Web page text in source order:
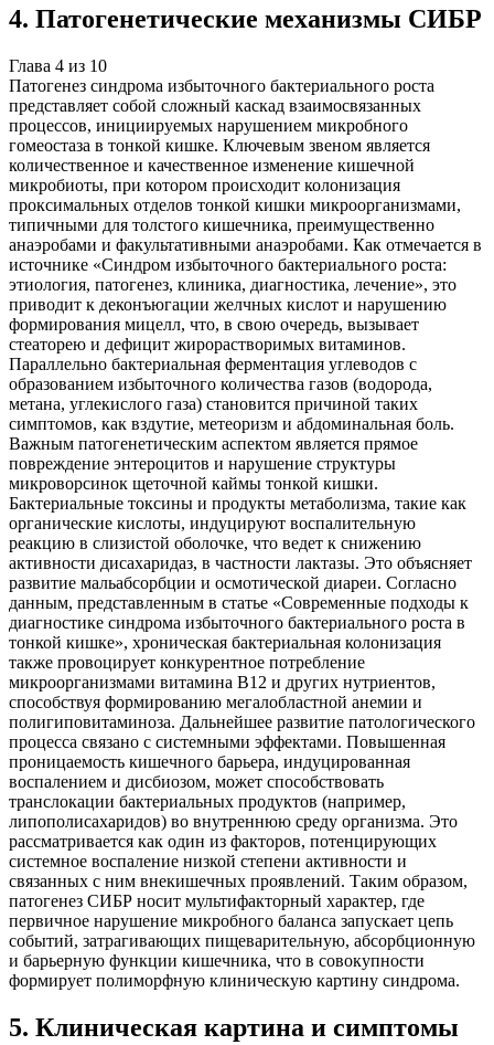
4. Патогенетические механизмы СИБР
Глава 4 из 10
Патогенез синдрома избыточного бактериального роста
представляет собой сложный каскад взаимосвязанных
процессов, инициируемых нарушением микробного
гомеостаза в тонкой кишке. Ключевым звеном является
количественное и качественное изменение кишечной
микробиоты, при котором происходит колонизация
проксимальных отделов тонкой кишки микроорганизмами,
типичными для толстого кишечника, преимущественно
анаэробами и факультативными анаэробами. Как отмечается в
источнике «Синдром избыточного бактериального роста:
этиология, патогенез, клиника, диагностика, лечение», это
приводит к деконъюгации желчных кислот и нарушению
формирования мицелл, что, в свою очередь, вызывает
стеаторею и дефицит жирорастворимых витаминов.
Параллельно бактериальная ферментация углеводов с
образованием избыточного количества газов (водорода,
метана, углекислого газа) становится причиной таких
симптомов, как вздутие, метеоризм и абдоминальная боль.
Важным патогенетическим аспектом является прямое
повреждение энтероцитов и нарушение структуры
микроворсинок щеточной каймы тонкой кишки.
Бактериальные токсины и продукты метаболизма, такие как
органические кислоты, индуцируют воспалительную
реакцию в слизистой оболочке, что ведет к снижению
активности дисахаридаз, в частности лактазы. Это объясняет
развитие мальабсорбции и осмотической диареи. Согласно
данным, представленным в статье «Современные подходы к
диагностике синдрома избыточного бактериального роста в
тонкой кишке», хроническая бактериальная колонизация
также провоцирует конкурентное потребление
микроорганизмами витамина B12 и других нутриентов,
способствуя формированию мегалобластной анемии и
полигиповитаминоза. Дальнейшее развитие патологического
процесса связано с системными эффектами. Повышенная
проницаемость кишечного барьера, индуцированная
воспалением и дисбиозом, может способствовать
транслокации бактериальных продуктов (например,
липополисахаридов) во внутреннюю среду организма. Это
рассматривается как один из факторов, потенцирующих
системное воспаление низкой степени активности и
связанных с ним внекишечных проявлений. Таким образом,
патогенез СИБР носит мультифакторный характер, где
первичное нарушение микробного баланса запускает цепь
событий, затрагивающих пищеварительную, абсорбционную
и барьерную функции кишечника, что в совокупности
формирует полиморфную клиническую картину синдрома.
5. Клиническая картина и симптомы